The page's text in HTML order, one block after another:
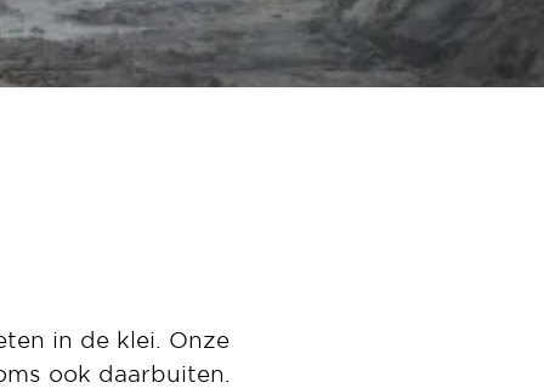
in de klei. Onze
ook daarbuiten.